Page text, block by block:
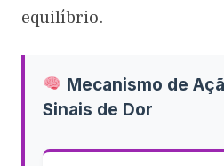
equilíbrio.
Mecanismo de
Sinais de Dor